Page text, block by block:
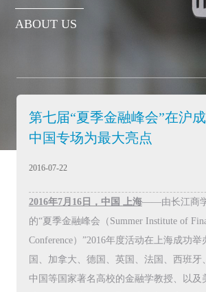
ABOUT US
第七届“夏季金融峰会”在沪
中国专场为最大亮点
2016-07-22
2016年7月16日，中国 上海——由长江商
的“夏季金融峰会（Summer Institute of
Conference）”2016年度活动在上海成功
国、加拿大、德国、英国、法国、西班牙
中国等国家著名高校的金融学教授、以及